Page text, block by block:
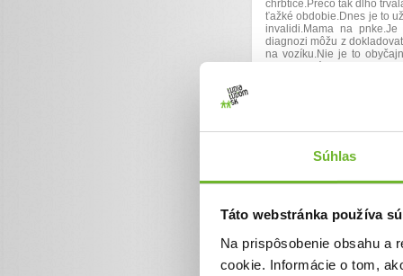
Súhlas
Táto webstránka používa
Na prispôsobenie obsahu a
cookie. Informácie o tom,
chrbtice.Prečo tak dlho
ťažké obdobie.Dnes je to
invalidi.Mama na
diagnozi môžu z
na vozíku.Nie je to
zážitky nikdy nebude
ona ako iné deti.Aby sa
kúpeľňou.Pre Patríciu
kúpeľňu-Možno pre
ak môžete pomôžtenech
Socialna poisťovňa nám